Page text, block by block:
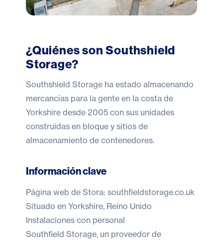
¿Quiénes son Southshield
Storage?
Southshield Storage ha estado almacenando
mercancías para la gente en la costa de
Yorkshire desde 2005 con sus unidades
construidas en bloque y sitios de
almacenamiento de contenedores.
Información clave
Página web de Stora: southfieldstorage.co.uk
Situado en Yorkshire, Reino Unido
Instalaciones con personal
Southfield Storage, un proveedor de